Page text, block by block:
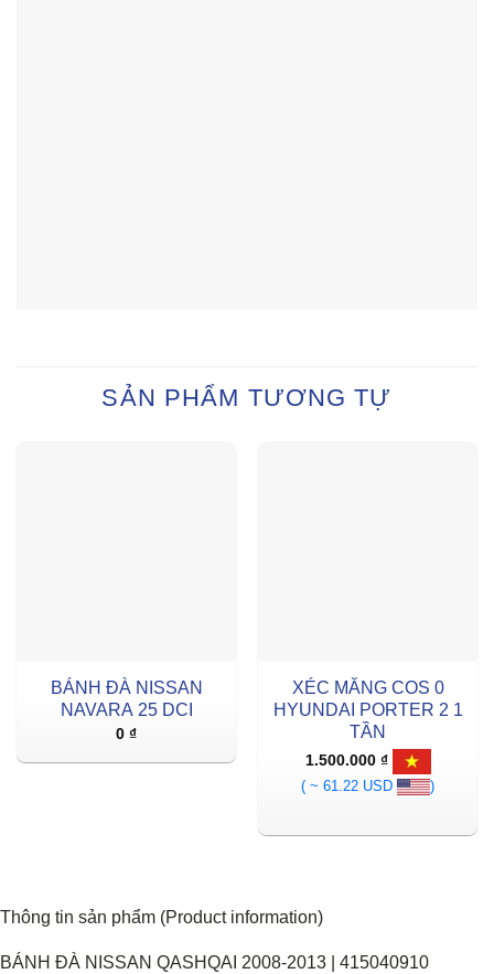
SẢN PHẨM TƯƠNG TỰ
BÁNH ĐÀ NISSAN
NAVARA 25 DCI
0 ₫
XÉC MĂNG COS 0
HYUNDAI PORTER 2 1
TẦN
1.500.000 ₫
( ~ 61.22 USD
)
Thông tin sản phẩm (Product information)
BÁNH ĐÀ NISSAN QASHQAI 2008-2013 | 415040910